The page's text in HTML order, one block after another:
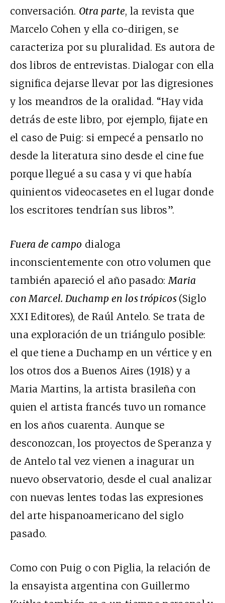
conversación. Otra parte, la revista que
Marcelo Cohen y ella co-dirigen, se
caracteriza por su pluralidad. Es autora de
dos libros de entrevistas. Dialogar con ella
significa dejarse llevar por las digresiones
y los meandros de la oralidad. “Hay vida
detrás de este libro, por ejemplo, fijate en
el caso de Puig: si empecé a pensarlo no
desde la literatura sino desde el cine fue
porque llegué a su casa y vi que había
quinientos videocasetes en el lugar donde
los escritores tendrían sus libros”.
Fuera de campo dialoga
inconscientemente con otro volumen que
también apareció el año pasado:Maria
con Marcel. Duchamp en los trópicos (Siglo
XXI Editores), de Raúl Antelo. Se trata de
una exploración de un triángulo posible:
el que tiene a Duchamp en un vértice y en
los otros dos a Buenos Aires (1918) y a
Maria Martins, la artista brasileña con
quien el artista francés tuvo un romance
en los años cuarenta. Aunque se
desconozcan, los proyectos de Speranza y
de Antelo tal vez vienen a inagurar un
nuevo observatorio, desde el cual analizar
con nuevas lentes todas las expresiones
del arte hispanoamericano del siglo
pasado.
Como con Puig o con Piglia, la relación de
la ensayista argentina con Guillermo